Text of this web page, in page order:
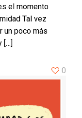
el momento
Tal vez
un poco más
[…]
0